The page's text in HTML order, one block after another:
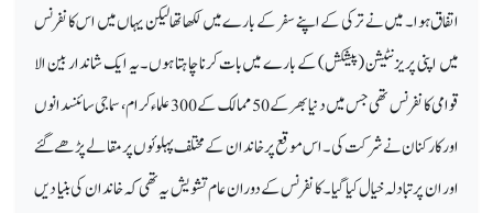
اتفاق ہوا۔ میں نے ترکی کے اپنے سفر کے بارے میں لکھاتھا لیکن یہاں میں اس کانفرنس
میں اپنی پریزنٹیشن (پیشکش) کے بارے میں بات کرنا چاہتا ہوں۔یہ ایک شاندار بین الا
قوامی کانفرنس تھی جس میں دنیا بھر کے 50 ممالک کے 300 علماء کرام ، سماجی سائنسدانوں
اور کارکنان نے شرکت کی۔ اس موقع پر خاندان کے مختلف پہلوئوں پر مقالے پڑھے گئے
اور ان پر تبادلہ خیال کیا گیا۔کانفرنس کے دوران عام تشویش یہ تھی کہ خاندان کی بنیا دیں